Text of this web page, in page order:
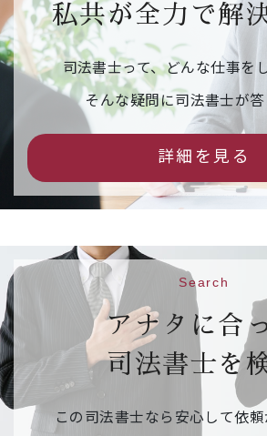
【申込先】
参加申込フォーム
【申込締切】令和８年３月１１
2026年02月16日 イベント情報
市民公開セミナー「相続の
決！司法書士が教える後悔し
【日 時】令和８年３月１４日
【場 所】京都烏丸コンベンシ
ール
【申込先】
参加申込フォーム
【申込締切】令和８年３月１０
2026年02月09日 ご案内
相続・遺言推進月間 右京区役
私共が全力で解
司法書士って、どんな仕事を
そんな疑問に司法書士が答
詳細を見る
Search
アナタに合
司法書士を
この司法書士なら安心して依頼